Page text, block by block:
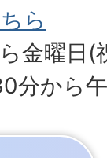
ら
金曜日(
分から